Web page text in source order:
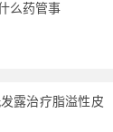
么药管事
露治疗脂溢性皮